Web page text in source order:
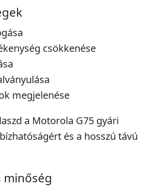
csökkenése
megjelenése
a Motorola G75 gyári
és a hosszú távú
minőség